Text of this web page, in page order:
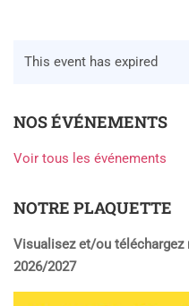
This event has expired
NOS ÉVÉNEMENTS
Voir tous les événements
NOTRE PLAQUETTE
Visualisez et/ou
2026/2027